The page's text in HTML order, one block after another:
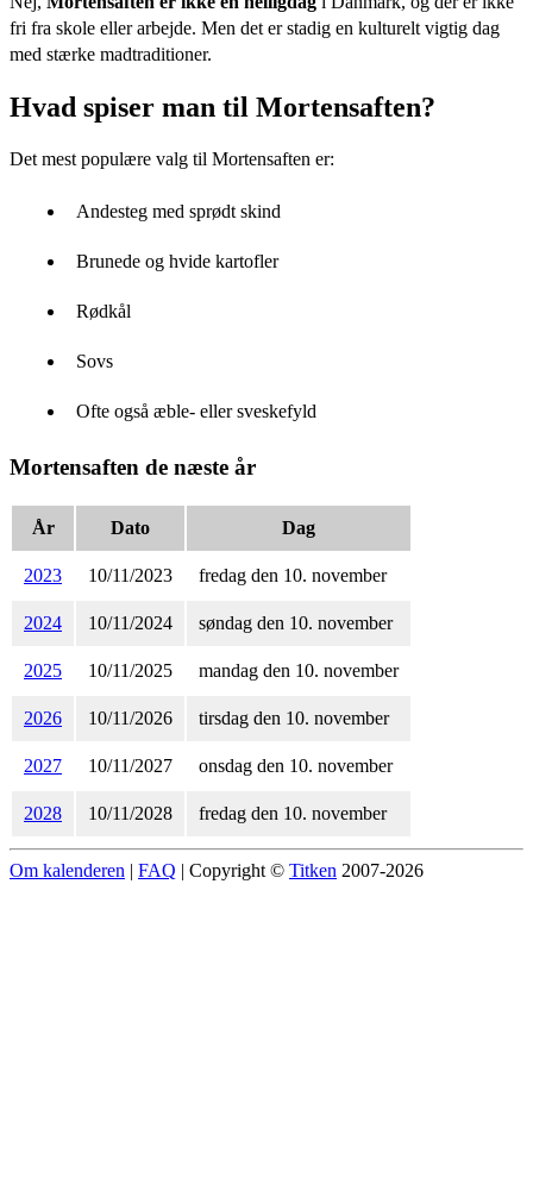
fri fra skole eller arbejde. Men det er stadig en kulturelt vigtig dag
med stærke madtraditioner.
Hvad spiser man til Mortensaften?
Det mest populære valg til Mortensaften er:
Andesteg med sprødt skind
Brunede og hvide kartofler
Rødkål
Sovs
Ofte også æble- eller sveskefyld
Mortensaften de næste år
År Dato Dag
2023 10/11/2023 fredag den 10. november
2024 10/11/2024 søndag den 10. november
2025 10/11/2025 mandag den 10. november
2026 10/11/2026 tirsdag den 10. november
2027 10/11/2027 onsdag den 10. november
2028 10/11/2028 fredag den 10. november
Om kalenderen | FAQ | Copyright © Titken 2007-2026